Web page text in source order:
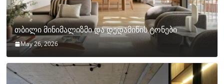
თბილი მინიმალიზმი და დედამიწის ტონები
May 26, 2026